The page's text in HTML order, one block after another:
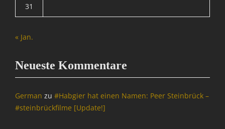
n
,
c
c
31
« Jan.
Neueste Kommentare
German zu #Habgier hat einen Namen: Peer Steinbrück –
#steinbrückfilme [Update!]